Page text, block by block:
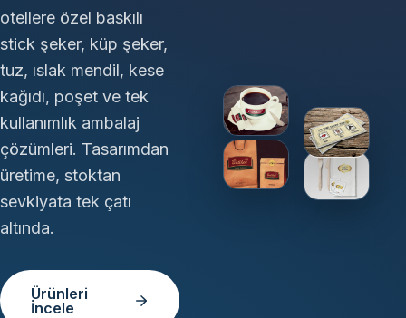
otellere özel baskılı
stick şeker, küp şeker,
tuz, ıslak mendil, kese
kağıdı, poşet ve tek
kullanımlık ambalaj
çözümleri. Tasarımdan
üretime, stoktan
sevkiyata tek çatı
altında.
Ürünleri
İncele